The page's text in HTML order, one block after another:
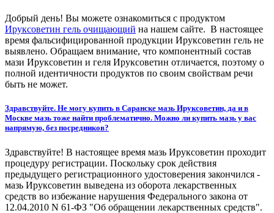
Добрый день! Вы можете ознакомиться с продуктом
Ируксоветин гель очищающий на нашем сайте. В настоящее
время фальсифицированной продукции Ируксоветин гель не
выявлено. Обращаем внимание, что компонентный состав
мази Ируксоветин и геля Ируксоветин отличается, поэтому о
полной идентичности продуктов по своим свойствам речи
быть не может.
Здравствуйте. Не могу купить в Саранске мазь Ируксоветин, да и в
Москве мазь тоже найти проблематично. Можно ли купить мазь у вас
напрямую, без посредников?
Здравствуйте! В настоящее время мазь Ируксоветин проходит
процедуру регистрации. Поскольку срок действия
предыдущего регистрационного удостоверения закончился -
мазь Ируксоветин выведена из оборота лекарственных
средств во избежание нарушения Федерального закона от
12.04.2010 N 61-ФЗ "Об обращении лекарственных средств".